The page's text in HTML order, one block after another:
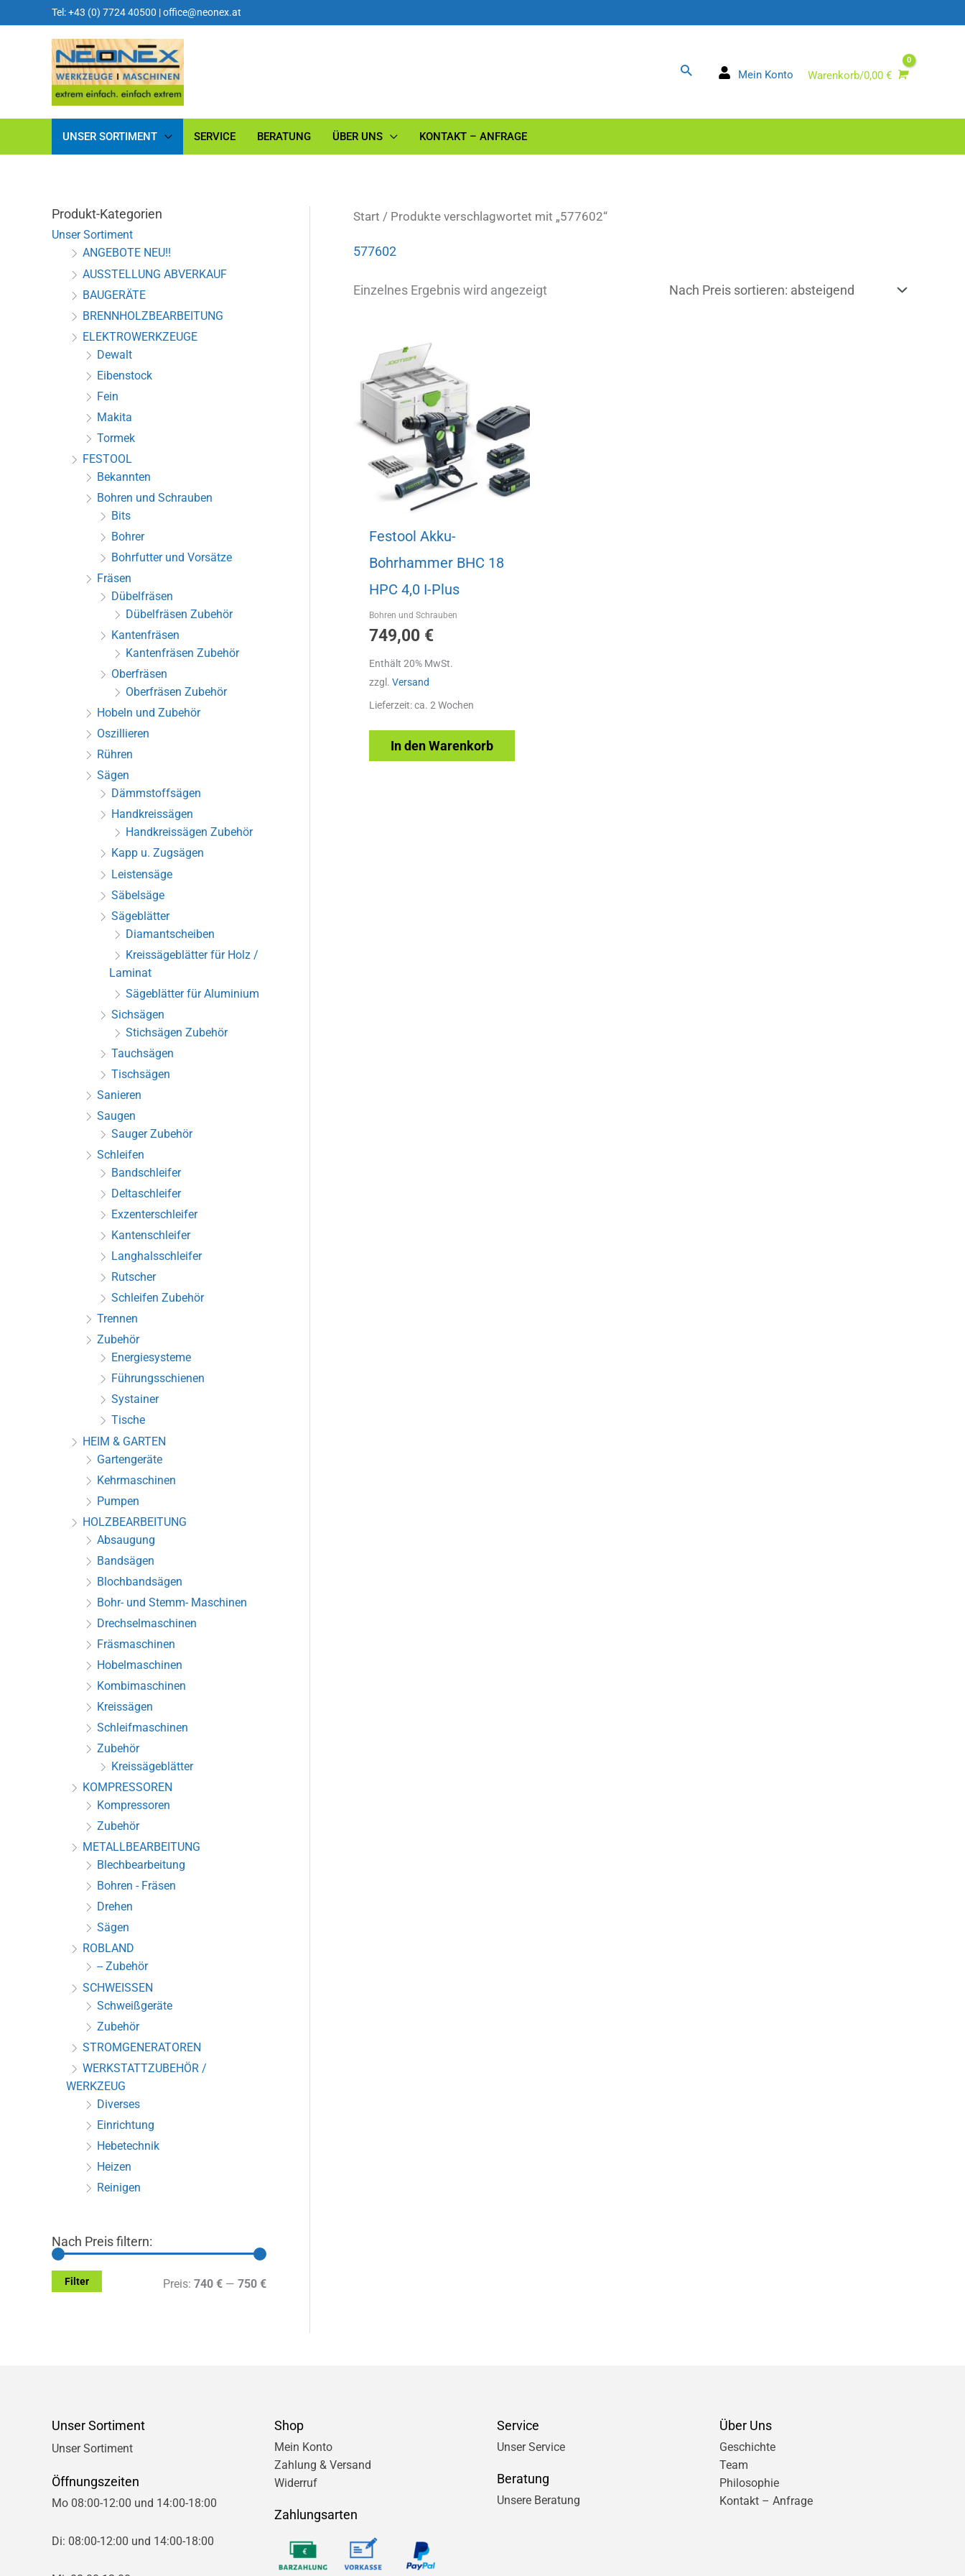
Tel: +43 (0) 7724 40500 |office@neonex.at
Suchen Mein Konto Warenkorb/0,00 €
UNSER SORTIMENT SERVICE BERATUNG ÜBER UNS KONTAKT – ANFRAGE
Produkt-Kategorien
Unser Sortiment
ANGEBOTE NEU!!
AUSSTELLUNG ABVERKAUF
BAUGERÄTE
BRENNHOLZBEARBEITUNG
ELEKTROWERKZEUGE
Dewalt
Eibenstock
Fein
Makita
Tormek
FESTOOL
Bekannten
Bohren und Schrauben
Bits
Bohrer
Bohrfutter und Vorsätze
Fräsen
Dübelfräsen
Dübelfräsen Zubehör
Kantenfräsen
Kantenfräsen Zubehör
Oberfräsen
Oberfräsen Zubehör
Hobeln und Zubehör
Oszillieren
Rühren
Sägen
Dämmstoffsägen
Handkreissägen
Handkreissägen Zubehör
Kapp u. Zugsägen
Leistensäge
Säbelsäge
Sägeblätter
Diamantscheiben
Kreissägeblätter für Holz /
Laminat
Sägeblätter für Aluminium
Sichsägen
Stichsägen Zubehör
Tauchsägen
Tischsägen
Sanieren
Saugen
Sauger Zubehör
Schleifen
Bandschleifer
Deltaschleifer
Exzenterschleifer
Kantenschleifer
Langhalsschleifer
Rutscher
Schleifen Zubehör
Trennen
Zubehör
Energiesysteme
Führungsschienen
Systainer
Tische
HEIM & GARTEN
Gartengeräte
Kehrmaschinen
Pumpen
HOLZBEARBEITUNG
Absaugung
Bandsägen
Blochbandsägen
Bohr- und Stemm- Maschinen
Drechselmaschinen
Fräsmaschinen
Hobelmaschinen
Kombimaschinen
Kreissägen
Schleifmaschinen
Zubehör
Kreissägeblätter
KOMPRESSOREN
Kompressoren
Zubehör
METALLBEARBEITUNG
Blechbearbeitung
Bohren - Fräsen
Drehen
Sägen
ROBLAND
-- Zubehör
SCHWEISSEN
Schweißgeräte
Zubehör
STROMGENERATOREN
WERKSTATTZUBEHÖR /
WERKZEUG
Diverses
Einrichtung
Hebetechnik
Heizen
Reinigen
Nach Preis filtern:
M
M
Filter Preis: 740 € — 750 €
Start / Produkte verschlagwortet mit „577602“
577602
Einzelnes Ergebnis wird angezeigt
Festool Akku-
Bohrhammer BHC 18
HPC 4,0 I-Plus
Bohren und Schrauben
749,00 €
Enthält 20% MwSt.
zzgl. Versand
Lieferzeit: ca. 2 Wochen
In den Warenkorb
Unser Sortiment
Unser Sortiment
Öffnungszeiten
Mo 08:00-12:00 und 14:00-18:00
Di: 08:00-12:00 und 14:00-18:00
Shop
Mein Konto
Zahlung & Versand
Widerruf
Zahlungsarten
Service
Unser Service
Beratung
Unsere Beratung
Über Uns
Geschichte
Team
Philosophie
Kontakt – Anfrage